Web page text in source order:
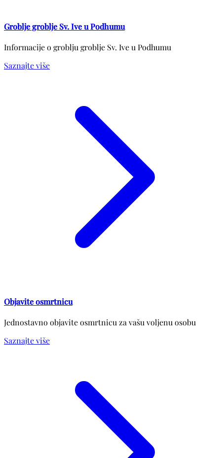
Groblje groblje Sv. Ive u Podhumu
Informacije o groblju groblje Sv. Ive u Podhumu
Saznajte više
Objavite osmrtnicu
Jednostavno objavite osmrtnicu za vašu voljenu osobu
Saznajte više